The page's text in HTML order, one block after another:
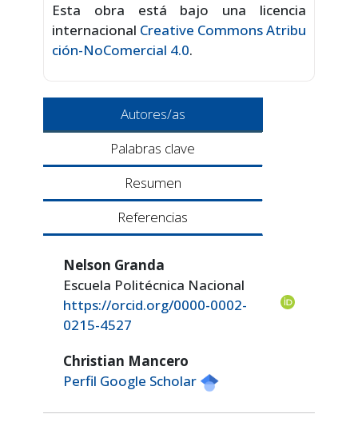
Esta obra está bajo una licencia
internacional Creative Commons Atribu
ción-NoComercial 4.0.
Autores/as
Palabras clave
Resumen
Referencias
Nelson Granda
Escuela Politécnica Nacional
https://orcid.org/0000-0002-
0215-4527
Christian Mancero
Perfil Google Scholar